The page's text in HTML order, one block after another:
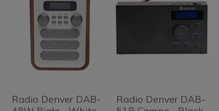
Radio Denver DAB-
Radio Denver DAB-